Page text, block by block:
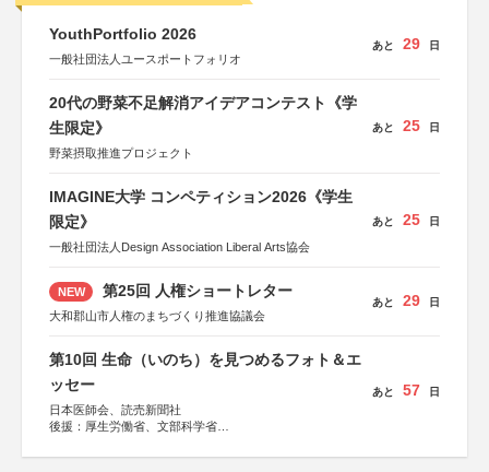
YouthPortfolio 2026
一般社団法人ユースポートフォリオ
あと 29 日
20代の野菜不足解消アイデアコンテスト《学
生限定》
野菜摂取推進プロジェクト
あと 25 日
IMAGINE大学 コンペティション2026《学生
限定》
一般社団法人Design Association Liberal Arts協会
あと 25 日
NEW 第25回 人権ショートレター
大和郡山市人権のまちづくり推進協議会
あと 29 日
第10回 生命（いのち）を見つめるフォト＆エ
ッセー
日本医師会、読売新聞社
後援：厚生労働省、文部科学省
しん生命保険株式会社
あと 57 日